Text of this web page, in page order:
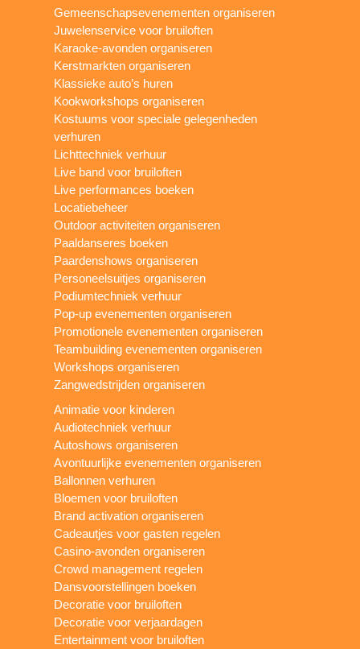
Gemeenschapsevenementen organiseren
Juwelenservice voor bruiloften
Karaoke-avonden organiseren
Kerstmarkten organiseren
Klassieke auto’s huren
Kookworkshops organiseren
Kostuums voor speciale gelegenheden
verhuren
Lichttechniek verhuur
Live band voor bruiloften
Live performances boeken
Locatiebeheer
Outdoor activiteiten organiseren
Paaldanseres boeken
Paardenshows organiseren
Personeelsuitjes organiseren
Podiumtechniek verhuur
Pop-up evenementen organiseren
Promotionele evenementen organiseren
Teambuilding evenementen organiseren
Workshops organiseren
Zangwedstrijden organiseren
Animatie voor kinderen
Audiotechniek verhuur
Autoshows organiseren
Avontuurlijke evenementen organiseren
Ballonnen verhuren
Bloemen voor bruiloften
Brand activation organiseren
Cadeautjes voor gasten regelen
Casino-avonden organiseren
Crowd management regelen
Dansvoorstellingen boeken
Decoratie voor bruiloften
Decoratie voor verjaardagen
Entertainment voor bruiloften